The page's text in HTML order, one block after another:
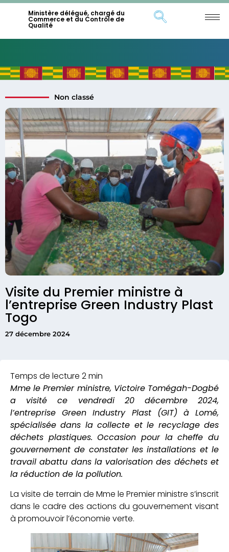
Ministère délégué, chargé du
Commerce et du Contrôle de
Qualité
Visite du Premier ministre à
l’entreprise Green Industry Plast
Togo
27 décembre 2024
Non classé
Mme le Premier ministre, Victoire Tomégah-Dogbé
a visité ce vendredi 20 décembre 2024,
l’entreprise Green Industry Plast (GIT) à Lomé,
spécialisée dans la collecte et le recyclage des
déchets plastiques. Occasion pour la cheffe du
gouvernement de constater les installations et le
travail abattu dans la valorisation des déchets et
la réduction de la pollution.
La visite de terrain de Mme le Premier ministre s’inscrit
dans le cadre des actions du gouvernement visant
à promouvoir l’économie verte.